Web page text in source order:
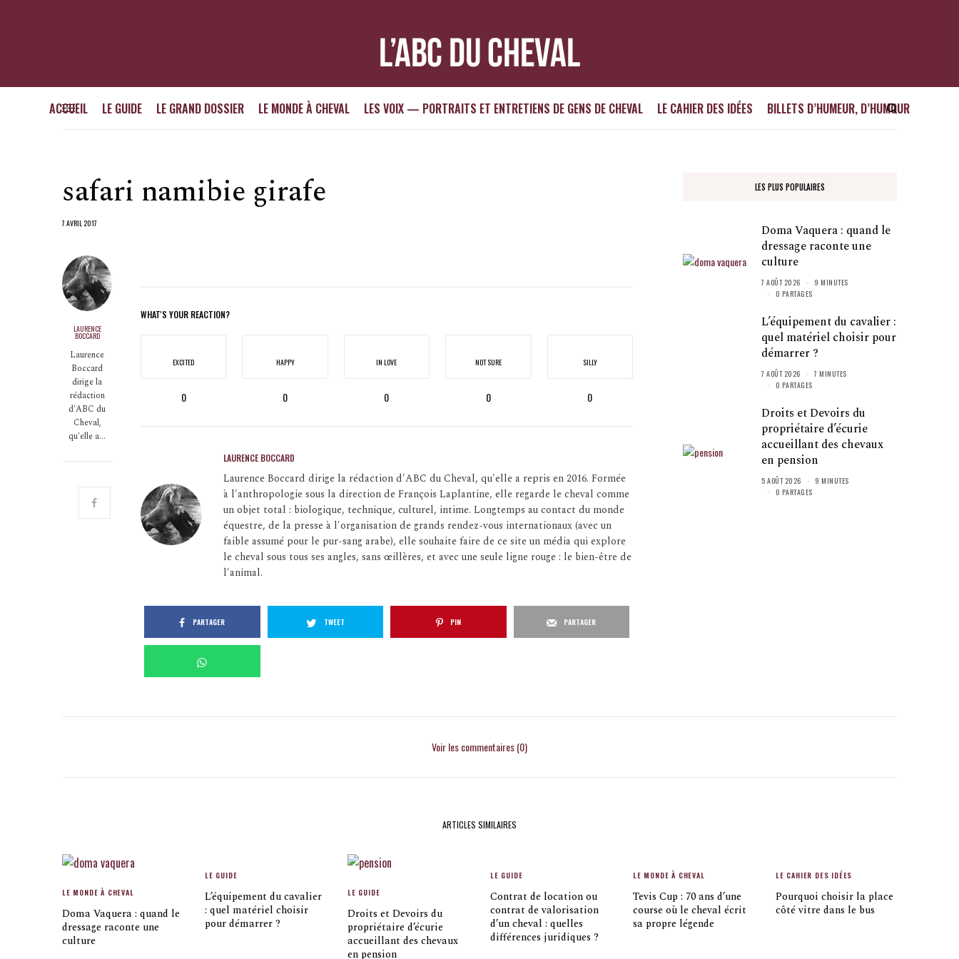
ACCUEIL LE GUIDE LE GRAND DOSSIER LE MONDE À CHEVAL LES VOIX — PORTRAITS ET ENTRETIENS DE GENS DE CHEVAL LE CAHIER DES IDÉES BILLETS D’HUMEUR, D’HUMOUR
safari namibie girafe
7 AVRIL 2017
LAURENCE
BOCCARD
Laurence
Boccard
dirige la
rédaction
d'ABC du
Cheval,
qu'elle a…
WHAT'S YOUR REACTION?
EXCITED
0
HAPPY
0
IN LOVE
0
NOT SURE
0
SILLY
0
LAURENCE BOCCARD
Laurence Boccard dirige la rédaction d'ABC du Cheval, qu'elle a repris en 2016. Formée
à l'anthropologie sous la direction de François Laplantine, elle regarde le cheval comme
un objet total : biologique, technique, culturel, intime. Longtemps au contact du monde
équestre, de la presse à l'organisation de grands rendez-vous internationaux (avec un
faible assumé pour le pur-sang arabe), elle souhaite faire de ce site un média qui explore
le cheval sous tous ses angles, sans œillères, et avec une seule ligne rouge : le bien-être de
l'animal.
PARTAGER TWEET PIN PARTAGER
LES PLUS POPULAIRES
Doma Vaquera : quand le
dressage raconte une
culture
7 AOÛT 2026
9 MINUTES
0 PARTAGES
L’équipement du cavalier :
quel matériel choisir pour
démarrer ?
7 AOÛT 2026
7 MINUTES
0 PARTAGES
Droits et Devoirs du
propriétaire d’écurie
accueillant des chevaux
en pension
5 AOÛT 2026
9 MINUTES
0 PARTAGES
Voir les commentaires (0)
ARTICLES SIMILAIRES
LE MONDE À CHEVAL
Doma Vaquera : quand le
dressage raconte une
culture
LE GUIDE
L’équipement du cavalier
: quel matériel choisir
pour démarrer ?
LE GUIDE
Droits et Devoirs du
propriétaire d’écurie
accueillant des chevaux
en pension
LE GUIDE
Contrat de location ou
contrat de valorisation
d’un cheval : quelles
différences juridiques ?
LE MONDE À CHEVAL
Tevis Cup : 70 ans d’une
course où le cheval écrit
sa propre légende
LE CAHIER DES IDÉES
Pourquoi choisir la place
côté vitre dans le bus